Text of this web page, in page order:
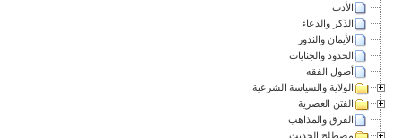
الأدب
الذكر والدعاء
الأيمان والنذور
الحدود والجنايات
أصول الفقه
الولاية والسياسة الشرعية
الفتن العصرية
الفرق والمذاهب
مصطلح الحديث